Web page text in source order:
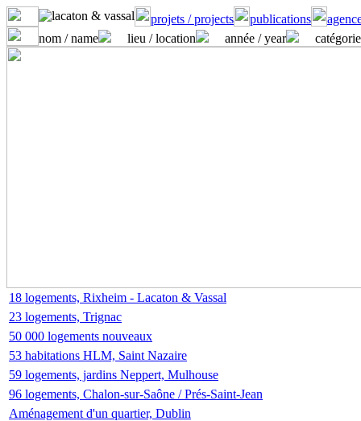
projets / projects publications
nom / name
lieu / location année / year
18 logements, Rixheim - Lacaton & Vassal
23 logements, Trignac
50 000 logements nouveaux
53 habitations HLM, Saint Nazaire
59 logements, jardins Neppert, Mulhouse
96 logements, Chalon-sur-Saône / Prés-Saint-Jean
Aménagement d'un quartier, Dublin